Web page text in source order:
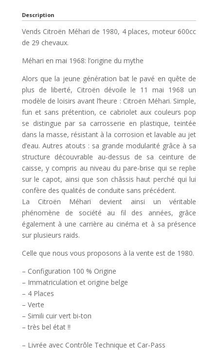
Description
Vends Citroën Méhari de 1980, 4 places, moteur 600cc
de 29 chevaux.
Méhari en mai 1968: l’origine du mythe
Alors que la jeune génération bat le pavé en quête de
plus de liberté, Citroën dévoile le 11 mai 1968 un
modèle de loisirs avant l’heure : Citroën Méhari. Simple,
fun et sans prétention, ce cabriolet aux couleurs pop
se distingue par sa carrosserie en plastique, teintée
dans la masse, résistant à la corrosion et lavable au jet
d’eau. Autres atouts : sa grande modularité grâce à sa
structure découvrable au-dessus de sa ceinture de
caisse, y compris au niveau du pare-brise qui se replie
sur le capot, ainsi que son châssis haut perché qui lui
confère des qualités de conduite sans précédent.
La Citroën Méhari devient ainsi un véritable
phénomène de société au fil des années, grâce
également à une carrière au cinéma et à sa présence
sur plusieurs raids.
Celle que nous vous proposons à la vente est de 1980.
– Configuration 100 % Origine
– Immatriculation et origine belge
– 4 Places
– Verte
– Simili cuir vert bi-ton
– très bel état !!
– Livrée avec Contrôle Technique et Car-Pass